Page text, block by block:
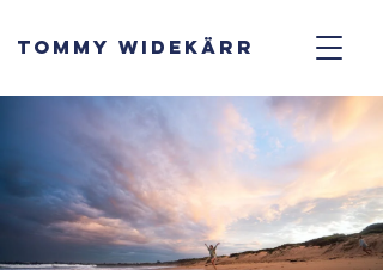
TOMMY WIDEKÄRR